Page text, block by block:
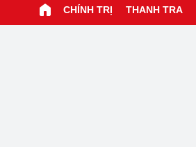
CHÍNH TRỊ THANH TRA